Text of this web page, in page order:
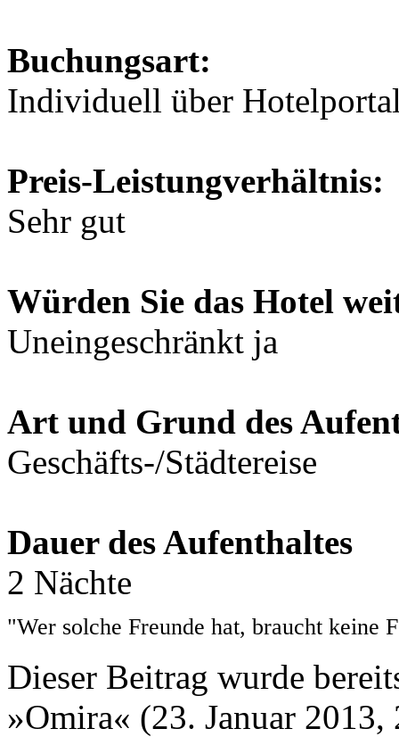
Buchungsart:
Individuell über
Preis-Leistungverhältnis:
Sehr gut
Würden Sie das Hotel
Uneingeschränkt ja
Art und Grund des
Geschäfts-/Städtereise
Dauer des Aufenthaltes
2 Nächte
"Wer solche Freunde hat, braucht keine
Dieser Beitrag wurde
»Omira« (23. Januar 2013,